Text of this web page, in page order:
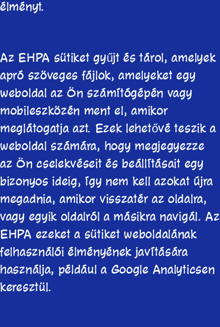
élményt.
Az EHPA sütiket gyűjt és tárol, amelyek
apró szöveges fájlok, amelyeket egy
weboldal az Ön számítógépén vagy
mobileszközén ment el, amikor
meglátogatja azt. Ezek lehetővé teszik a
weboldal számára, hogy megjegyezze
az Ön cselekvéseit és beállításait egy
bizonyos ideig, így nem kell azokat újra
megadnia, amikor visszatér az oldalra,
vagy egyik oldalról a másikra navigál. Az
EHPA ezeket a sütiket weboldalának
felhasználói élményének javítására
használja, például a Google Analyticsen
keresztül.